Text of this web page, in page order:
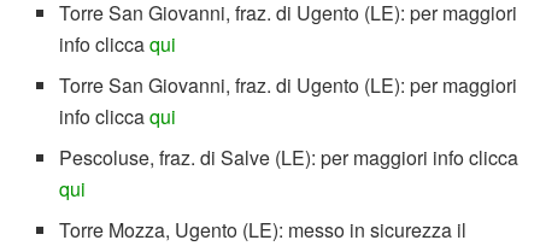
Torre San Giovanni, fraz. di Ugento (LE): per maggiori
info cliccaqui
Torre San Giovanni, fraz. di Ugento (LE): per maggiori
info cliccaqui
Pescoluse, fraz. di Salve (LE): per maggiori info clicca
qui
Torre Mozza, Ugento (LE): messo in sicurezza il